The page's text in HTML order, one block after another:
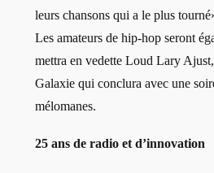
leurs chansons qui a le plus
Les amateurs de hip-hop seront
mettra en vedette Loud Lary
Galaxie qui conclura avec une
mélomanes.
25 ans de radio et d’innovation